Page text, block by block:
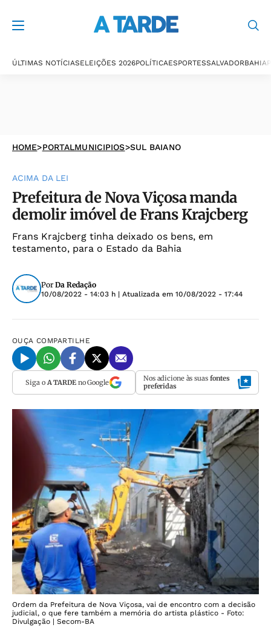
ÚLTIMAS NOTÍCIASELEIÇÕES 2026POLÍTICAESPORTESSALVADORBAHIA
HOME>PORTALMUNICIPIOS>SUL BAIANO
ACIMA DA LEI
Prefeitura de Nova Viçosa manda
demolir imóvel de Frans Krajcberg
Frans Krajcberg tinha deixado os bens, em
testamento, para o Estado da Bahia
Por Da Redação
10/08/2022 - 14:03 h | Atualizada em 10/08/2022 - 17:44
OUÇA COMPARTILHE
Siga o A TARDEno Google Nos adicione às suas fontes
preferidas
Ordem da Prefeitura de Nova Viçosa, vai de encontro com a decisão
judicial, o que fere também a memória do artista plástico - Foto:
Divulgação | Secom-BA